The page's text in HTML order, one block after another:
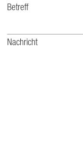
Betreff
Nachricht